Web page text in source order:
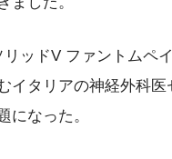
リッドV ファントムペ
イタリアの神経外科
になった。